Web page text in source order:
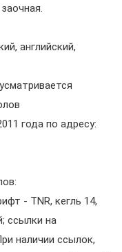
английский,
года по адресу:
- TNR, кегль 14,
ссылки на
наличии ссылок,